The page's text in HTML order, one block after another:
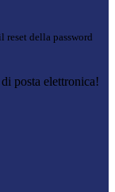
reset della password
posta elettronica!